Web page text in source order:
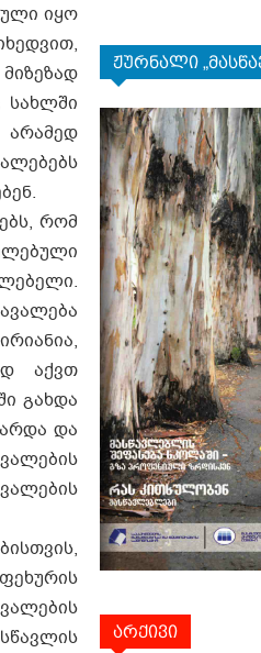
იყო
სახლში
არამედ
რომ
აქვთ
გახდა
და
ჟურნალი
არქივი